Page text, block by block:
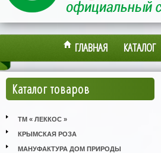
ГЛАВНАЯ КАТАЛОГ
Каталог товаров
ТМ « ЛЕККОС »
КРЫМСКАЯ РОЗА
МАНУФАКТУРА ДОМ ПРИРОДЫ